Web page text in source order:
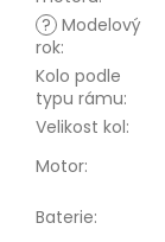
? Modelový
rok:
Kolo podle
typu rámu:
Velikost kol:
Motor:
Baterie: